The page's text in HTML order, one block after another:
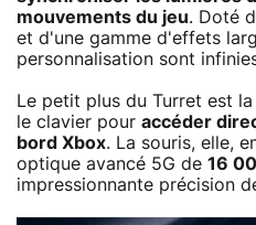
mouvements du jeu. Doté
et d'une gamme d'effets
personnalisation sont
Le petit plus du Turret est la
le clavier pour accéder
bord Xbox. La souris, elle,
optique avancé 5G de 16
impressionnante précision